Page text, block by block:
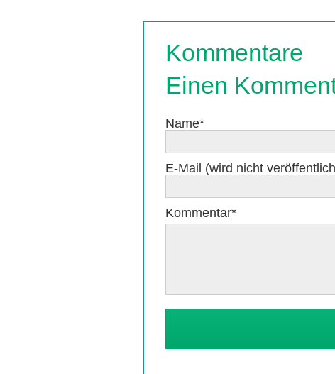
Kommentare
Einen
Pflichtfeld
Name*
Pflichtfeld
E-Mail (wird nicht
Pflichtfeld
Kommentar*